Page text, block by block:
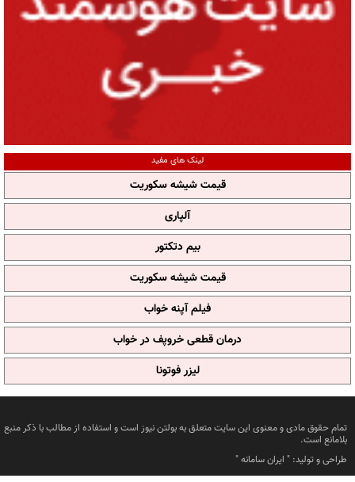
لینک های مفید
قیمت شیشه سکوریت
آلپاری
بیم دتکتور
قیمت شیشه سکوریت
فیلم آپنه خواب
درمان قطعی خروپف در خواب
لیزر فوتونا
تمام حقوق مادی و معنوی این سایت متعلق به بولتن نیوز است و استفاده از مطالب با ذکر منبع
بلامانع است.
طراحی و تولید: " ایران سامانه"